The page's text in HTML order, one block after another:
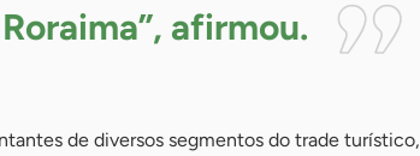
afirmou.
de diversos segmentos do trade turístico,